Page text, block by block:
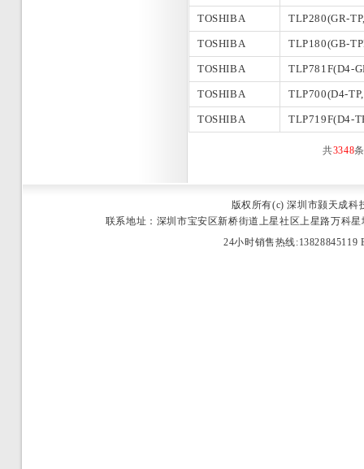
TOSHIBA TLP280(GR-
TOSHIBA TLP180(GB-
TOSHIBA TLP781F(D4-
TOSHIBA TLP700(D4-
TOSHIBA TLP719F(D4-
共3348
版权所有(c) 深圳市颢天成科
联系地址：深圳市宝安区新桥街道上星社区上星路万科
24小时销售热线:13828845119